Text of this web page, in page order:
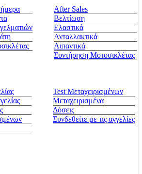
Αfter Sales
Βελτίωση
Ελαστικά
Ανταλλακτικά
Λιπαντικά
Συντήρηση Μοτοσικλέτας
Test Μεταχειρισμένων
Μεταχειρισμένα
Δόσεις
Συνδεθείτε με τις αγγελίες